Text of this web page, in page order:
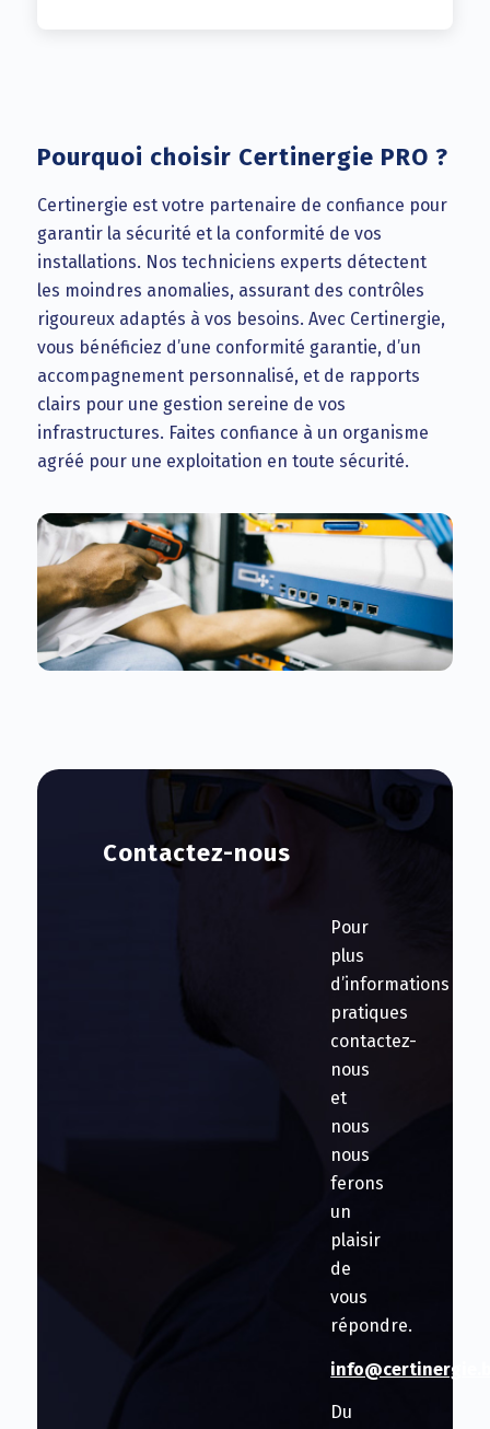
Pourquoi choisir Certinergie PRO ?
Certinergie est votre partenaire de confiance pour
garantir la sécurité et la conformité de vos
installations. Nos techniciens experts détectent
les moindres anomalies, assurant des contrôles
rigoureux adaptés à vos besoins. Avec Certinergie,
vous bénéficiez d’une conformité garantie, d’un
accompagnement personnalisé, et de rapports
clairs pour une gestion sereine de vos
infrastructures. Faites confiance à un organisme
agréé pour une exploitation en toute sécurité.
Contactez-nous
Pour
plus
d’informations
pratiques
contactez-
nous
et
nous
nous
ferons
un
plaisir
de
vous
répondre.
Du